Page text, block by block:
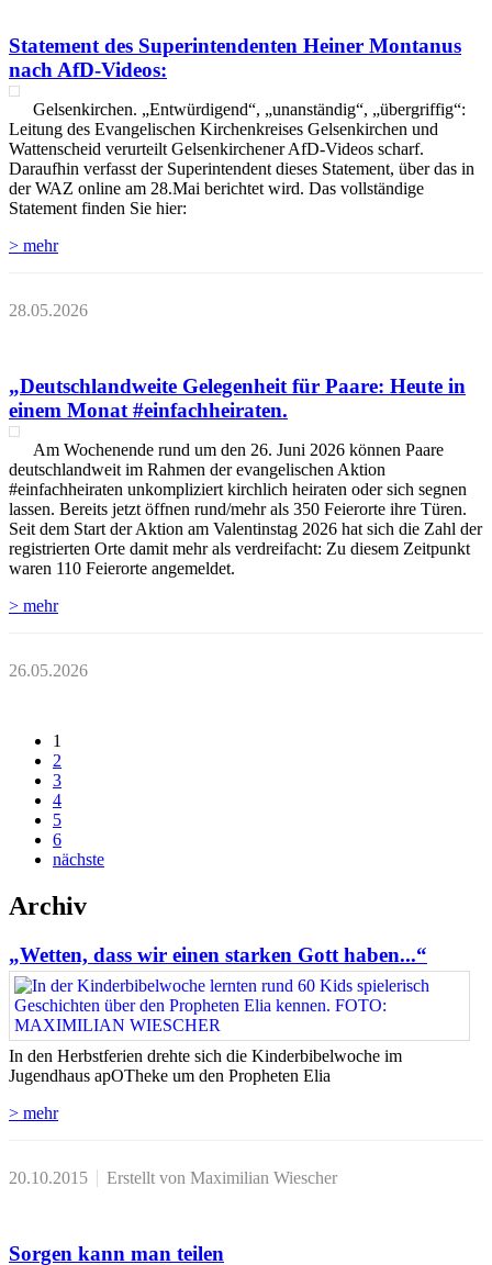
Statement des Superintendenten Heiner Montanus
nach AfD-Videos:
Gelsenkirchen. „Entwürdigend“, „unanständig“, „übergriffig“:
Leitung des Evangelischen Kirchenkreises Gelsenkirchen und
Wattenscheid verurteilt Gelsenkirchener AfD-Videos scharf.
Daraufhin verfasst der Superintendent dieses Statement, über das in
der WAZ online am 28.Mai berichtet wird. Das vollständige
Statement finden Sie hier:
> mehr
28.05.2026
„Deutschlandweite Gelegenheit für Paare: Heute in
einem Monat #einfachheiraten.
Am Wochenende rund um den 26. Juni 2026 können Paare
deutschlandweit im Rahmen der evangelischen Aktion
#einfachheiraten unkompliziert kirchlich heiraten oder sich segnen
lassen. Bereits jetzt öffnen rund/mehr als 350 Feierorte ihre Türen.
Seit dem Start der Aktion am Valentinstag 2026 hat sich die Zahl der
registrierten Orte damit mehr als verdreifacht: Zu diesem Zeitpunkt
waren 110 Feierorte angemeldet.
> mehr
26.05.2026
1
2
3
4
5
6
nächste
Archiv
„Wetten, dass wir einen starken Gott haben...“
In den Herbstferien drehte sich die Kinderbibelwoche im
Jugendhaus apOTheke um den Propheten Elia
> mehr
20.10.2015 Erstellt von Maximilian Wiescher
Sorgen kann man teilen